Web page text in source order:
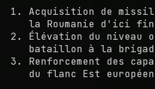
Acquisition de
la Roumanie d'ici fin
Élévation du niveau
bataillon à la
Renforcement des
du flanc Est européen